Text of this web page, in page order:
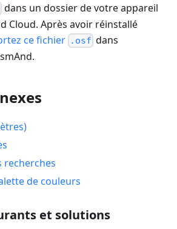
dans un dossier de votre appareil
Cloud. Après avoir réinstallé
ce fichier .osf dans
recherches
de couleurs
et solutions